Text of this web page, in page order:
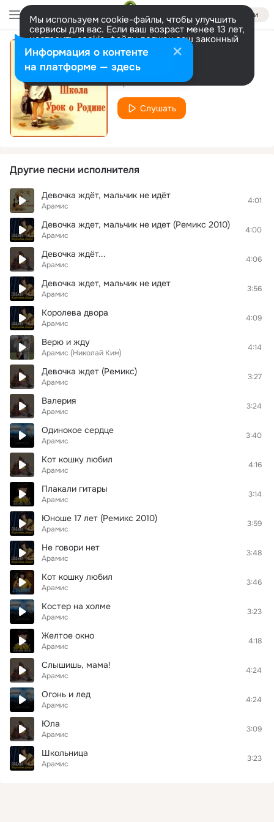
Войти
Мы используем cookie-файлы, чтобы улучшить
сервисы для вас. Если ваш возраст менее 13 лет,
настроить cookie-файлы должен ваш законный
представитель. Больше информации
Разрешить все Настроить
Дождь
Арамис
Слушать
Другие песни исполнителя
Девочка ждёт, мальчик не идёт
Арамис
4:01
Девочка ждет, мальчик не идет (Ремикс 2010)
Арамис
4:00
Девочка ждёт...
Арамис
4:06
Девочка ждет, мальчик не идет
Арамис
3:56
Королева двора
Арамис
4:09
Верю и жду
Арамис (Николай Ким)
4:14
Девочка ждет (Ремикс)
Арамис
3:27
Валерия
Арамис
3:24
Одинокое сердце
Арамис
3:40
Кот кошку любил
Арамис
4:16
Плакали гитары
Арамис
3:14
Юноше 17 лет (Ремикс 2010)
Арамис
3:59
Не говори нет
Арамис
3:48
Кот кошку любил
Арамис
3:46
Костер на холме
Арамис
3:23
Желтое окно
Арамис
4:18
Слышишь, мама!
Арамис
4:24
Огонь и лед
Арамис
4:24
Юла
Арамис
3:09
Школьница
Арамис
3:23
Информация о контенте
на платформе — здесь